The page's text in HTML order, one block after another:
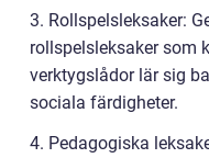
3. Rollspelsleksaker:
rollspelsleksaker som
verktygslådor lär sig
sociala färdigheter.
4. Pedagogiska